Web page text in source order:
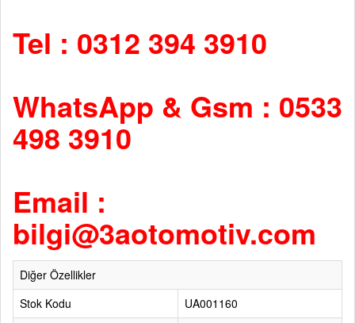
Tel : 0312 394 3910
WhatsApp & Gsm : 0533
498 3910
Email :
bilgi@3aotomotiv.com
Diğer Özellikler
Stok Kodu
UA001160